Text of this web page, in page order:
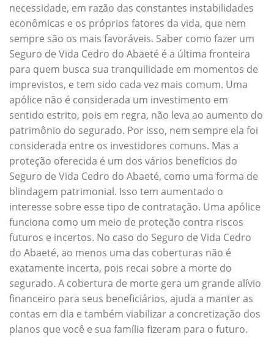
necessidade, em razão das constantes instabilidades
econômicas e os próprios fatores da vida, que nem
sempre são os mais favoráveis. Saber como fazer um
Seguro de Vida Cedro do Abaeté é a última fronteira
para quem busca sua tranquilidade em momentos de
imprevistos, e tem sido cada vez mais comum. Uma
apólice não é considerada um investimento em
sentido estrito, pois em regra, não leva ao aumento do
patrimônio do segurado. Por isso, nem sempre ela foi
considerada entre os investidores comuns. Mas a
proteção oferecida é um dos vários benefícios do
Seguro de Vida Cedro do Abaeté, como uma forma de
blindagem patrimonial. Isso tem aumentado o
interesse sobre esse tipo de contratação. Uma apólice
funciona como um meio de proteção contra riscos
futuros e incertos. No caso do Seguro de Vida Cedro
do Abaeté, ao menos uma das coberturas não é
exatamente incerta, pois recai sobre a morte do
segurado. A cobertura de morte gera um grande alívio
financeiro para seus beneficiários, ajuda a manter as
contas em dia e também viabilizar a concretização dos
planos que você e sua família fizeram para o futuro.